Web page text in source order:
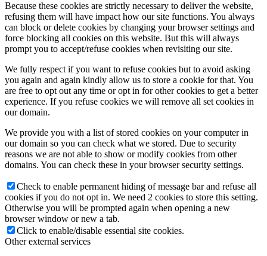
Because these cookies are strictly necessary to deliver the website,
refusing them will have impact how our site functions. You always
can block or delete cookies by changing your browser settings and
force blocking all cookies on this website. But this will always
prompt you to accept/refuse cookies when revisiting our site.
We fully respect if you want to refuse cookies but to avoid asking
you again and again kindly allow us to store a cookie for that. You
are free to opt out any time or opt in for other cookies to get a better
experience. If you refuse cookies we will remove all set cookies in
our domain.
We provide you with a list of stored cookies on your computer in
our domain so you can check what we stored. Due to security
reasons we are not able to show or modify cookies from other
domains. You can check these in your browser security settings.
Check to enable permanent hiding of message bar and refuse all
cookies if you do not opt in. We need 2 cookies to store this setting.
Otherwise you will be prompted again when opening a new
browser window or new a tab.
Click to enable/disable essential site cookies.
Other external services